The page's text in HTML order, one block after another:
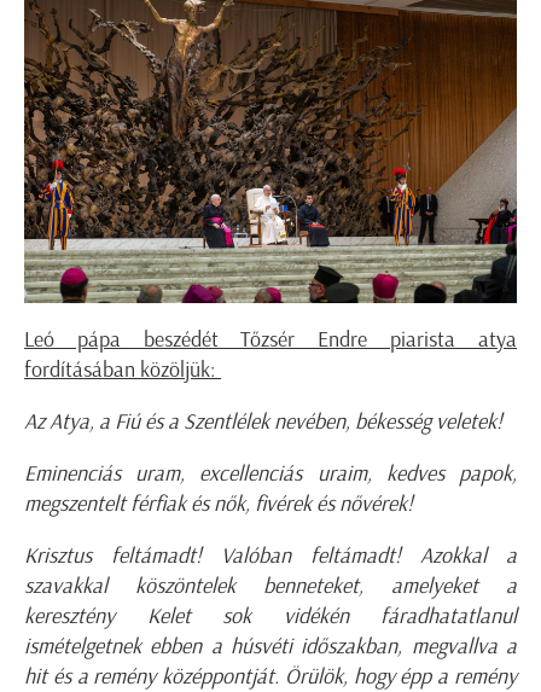
Leó pápa beszédét Tőzsér Endre piarista atya
fordításában közöljük:
Az Atya, a Fiú és a Szentlélek nevében, békesség veletek!
Eminenciás uram, excellenciás uraim, kedves papok,
megszentelt férfiak és nők, fivérek és nővérek!
Krisztus feltámadt! Valóban feltámadt! Azokkal a
szavakkal köszöntelek benneteket, amelyeket a
keresztény Kelet sok vidékén fáradhatatlanul
ismételgetnek ebben a húsvéti időszakban, megvallva a
hit és a remény középpontját. Örülök, hogy épp a remény